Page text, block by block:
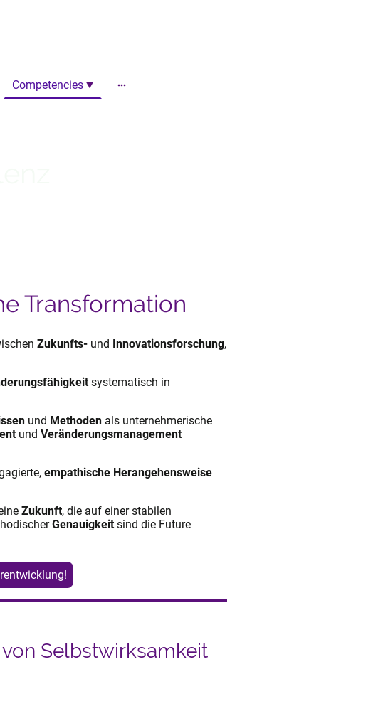
Competencies
Transformation
Zukunfts- und Innovationsforschung,
systematisch in
und Methoden als unternehmerische
und Veränderungsmanagement
empathische Herangehensweise
Zukunft, die auf einer stabilen
Genauigkeit sind die Future
Selbstwirksamkeit